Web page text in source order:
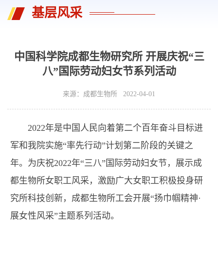
基层风采
中国科学院成都生物研究所 开展庆祝“三
八”国际劳动妇女节系列活动
来源：成都生物所 2022-04-01
2022年是中国人民向着第二个百年奋斗目标进
军和我院实施“率先行动”计划第二阶段的关键之
年。为庆祝2022年“三八”国际劳动妇女节，展示成
都生物所女职工风采，激励广大女职工积极投身研
究所科技创新，成都生物所工会开展“扬巾帼精神·
展女性风采”主题系列活动。